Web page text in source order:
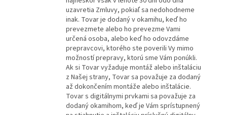
uzavretia Zmluvy, pokiaľ sa nedohodneme
inak. Tovar je dodaný v okamihu, keď ho
prevezmete alebo ho prevezme Vami
určená osoba, alebo keď ho odovzdáme
prepravcovi, ktorého ste poverili Vy mimo
možností prepravy, ktorú sme Vám ponúkli.
Ak si Tovar vyžaduje montáž alebo inštaláciu
z Našej strany, Tovar sa považuje za dodaný
až dokončením montáže alebo inštalácie.
Tovar s digitálnymi prvkami sa považuje za
dodaný okamihom, keď je Vám sprístupnený